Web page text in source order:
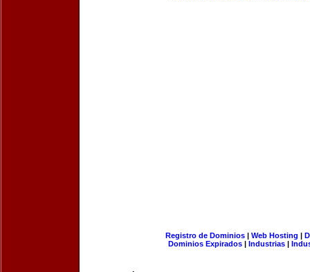
Registro de Dominios| Web Hosting |
Dominios Expirados | Industrias |